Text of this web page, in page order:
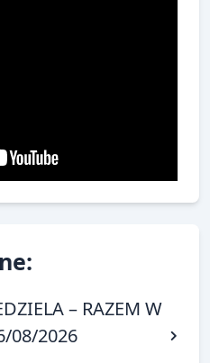
– RAZEM W
08/2026